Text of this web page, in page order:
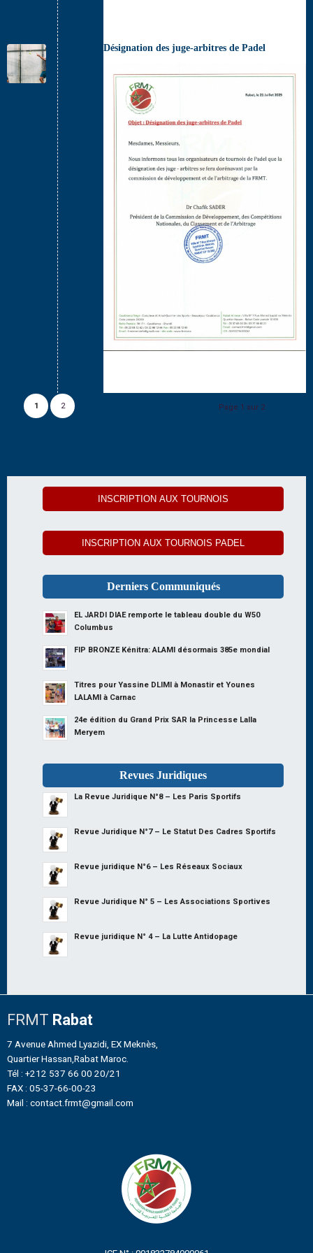
Désignation des juge-arbitres de Padel
Page 1 sur 2
1 2
INSCRIPTION AUX TOURNOIS
INSCRIPTION AUX TOURNOIS PADEL
Derniers Communiqués
EL JARDI DIAE remporte le tableau double du W50
Columbus
FIP BRONZE Kénitra: ALAMI désormais 385e mondial
Titres pour Yassine DLIMI à Monastir et Younes
LALAMI à Carnac
24e édition du Grand Prix SAR la Princesse Lalla
Meryem
Revues Juridiques
La Revue Juridique N°8 – Les Paris Sportifs
Revue Juridique N°7 – Le Statut Des Cadres Sportifs
Revue juridique N°6 – Les Réseaux Sociaux
Revue Juridique N° 5 – Les Associations Sportives
Revue juridique N° 4 – La Lutte Antidopage
FRMT Rabat
7 Avenue Ahmed Lyazidi, EX Meknès,
Quartier Hassan,Rabat Maroc.
Tél : +212 537 66 00 20/21
FAX : 05-37-66-00-23
Mail : contact.frmt@gmail.com